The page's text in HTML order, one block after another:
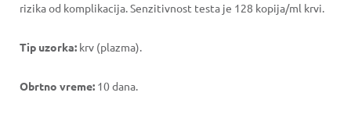
rizika od komplikacija. Senzitivnost testa je 128 kopija/ml krvi.
Tip uzorka: krv (plazma).
Obrtno vreme: 10 dana.